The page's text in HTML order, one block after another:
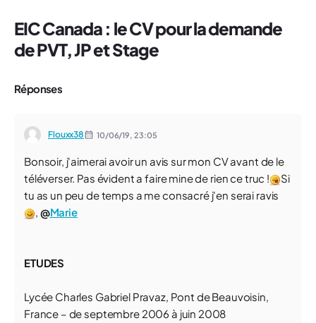
EIC Canada : le CV pour la demande
de PVT, JP et Stage
Réponses
Flouxx38 10/06/19, 23:05
Bonsoir, j'aimerai avoir un avis sur mon CV avant de le
téléverser. Pas évident a faire mine de rien ce truc !
Si
tu as un peu de temps a me consacré j'en serai ravis
, @Marie
ETUDES
Lycée Charles Gabriel Pravaz, Pont de Beauvoisin,
France – de septembre 2006 à juin 2008